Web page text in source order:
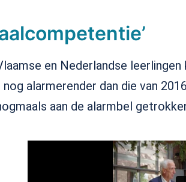
en Nederlandse leerlingen
alarmerender dan die van
aan de alarmbel